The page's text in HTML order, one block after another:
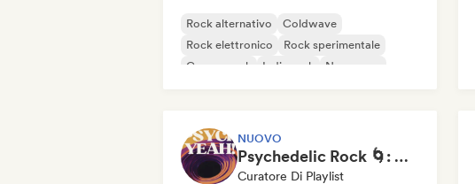
Rock alternativo
Coldwave
Rock elettronico
Rock sperimentale
Garage rock
Indie rock
New wave
NUOVO
Psychedelic Rock 🌀: Modern Psych & Turkish Vibes
Curatore Di Playlist